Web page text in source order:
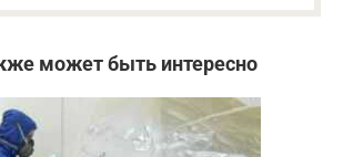
может быть интересно